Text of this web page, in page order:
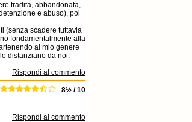
tradita, abbandonata,
e abuso), poi
(senza scadere tuttavia
fondamentalmente alla
al mio genere
distanziano da noi.
Rispondi al commento
8½ / 10
Rispondi al commento